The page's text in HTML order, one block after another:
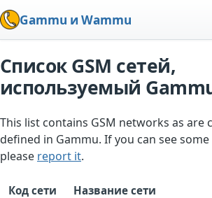
Gammu и Wammu
Список GSM сетей,
используемый
This list contains GSM networks as are
defined in Gammu. If you can see
please report it.
Код сети Название сети